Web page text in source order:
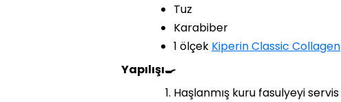
Tuz
Karabiber
1 ölçek Kiperin Classic Collagen
Yapılışı🍳
Haşlanmış kuru fasulyeyi servis